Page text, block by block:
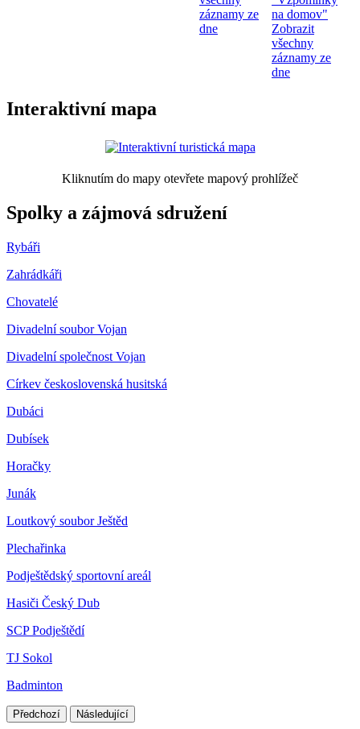
záznamy ze
dne
na domov"
Zobrazit
všechny
záznamy ze
dne
Interaktivní mapa
Kliknutím do mapy otevřete mapový prohlížeč
Spolky a zájmová sdružení
Rybáři
Zahrádkáři
Chovatelé
Divadelní soubor Vojan
Divadelní společnost Vojan
Církev československá husitská
Dubáci
Dubísek
Horačky
Junák
Loutkový soubor Ještěd
Plechařinka
Podještědský sportovní areál
Hasiči Český Dub
SCP Podještědí
TJ Sokol
Badminton
Předchozí Následující